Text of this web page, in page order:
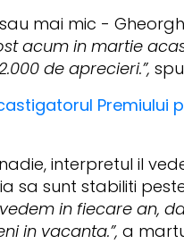
mai mic -
acum in martie
de aprecieri.”,
Premiului
interpretul il
sa sunt stabiliti
in fiecare an,
in vacanta.”, a